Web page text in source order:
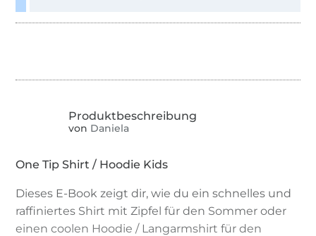
von Daniela
One Tip Shirt / Hoodie Kids
Dieses E-Book zeigt dir, wie du ein schnelles und
raffiniertes Shirt mit Zipfel für den Sommer oder
einen coolen Hoodie / Langarmshirt für den